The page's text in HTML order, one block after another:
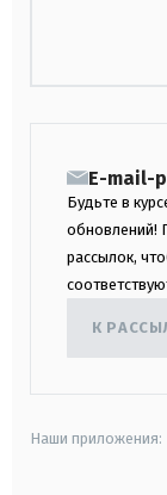
E-mail-
Будьте в
обновлений!
рассылок,
К
Наши приложения: